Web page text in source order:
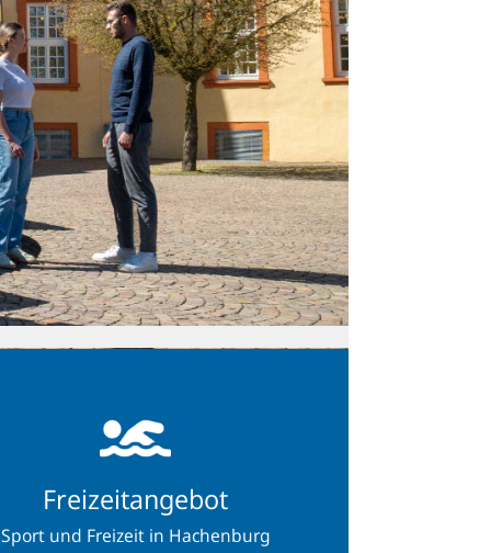
Freizeitangebot
Sport und Freizeit in Hachenburg